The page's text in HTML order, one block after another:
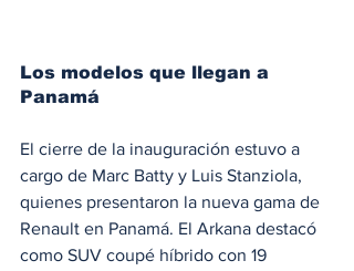
Los modelos que llegan a
Panamá
El cierre de la inauguración estuvo a
cargo de Marc Batty y Luis Stanziola,
quienes presentaron la nueva gama de
Renault en Panamá. El Arkana destacó
como SUV coupé híbrido con 19